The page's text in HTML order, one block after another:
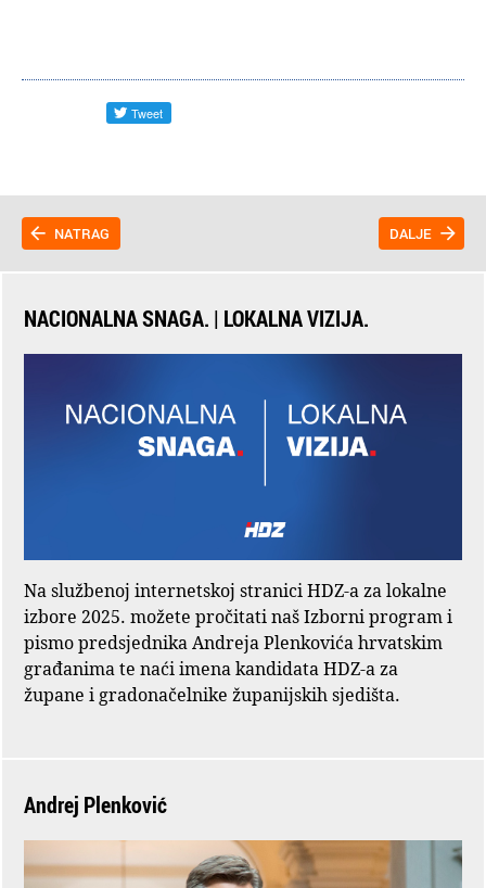
NATRAG DALJE
NACIONALNA SNAGA. | LOKALNA VIZIJA.
Na službenoj internetskoj stranici HDZ-a za lokalne
izbore 2025. možete pročitati naš Izborni program i
pismo predsjednika Andreja Plenkovića hrvatskim
građanima te naći imena kandidata HDZ-a za
župane i gradonačelnike županijskih sjedišta.
Andrej Plenković